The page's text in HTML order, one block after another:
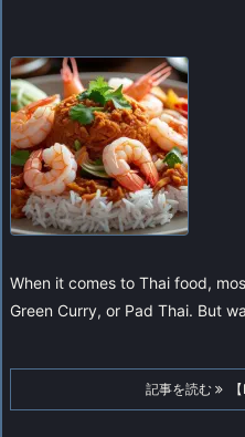
When it comes to Thai food,
Green Curry, or Pad Thai. But
記事を読む